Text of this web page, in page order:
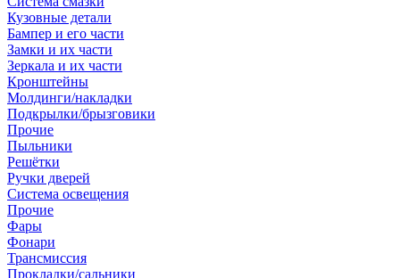
Кузовные детали
Бампер и его части
Замки и их части
Зеркала и их части
Кронштейны
Молдинги/накладки
Подкрылки/брызговики
Прочие
Пыльники
Решётки
Ручки дверей
Система освещения
Прочие
Фары
Фонари
Трансмиссия
Прокладки/сальники